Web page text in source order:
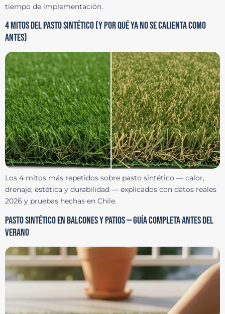
tiempo de implementación.
4 MITOS DEL PASTO SINTÉTICO (Y POR QUÉ YA NO SE CALIENTA COMO
ANTES)
Los 4 mitos más repetidos sobre pasto sintético — calor,
drenaje, estética y durabilidad — explicados con datos reales
2026 y pruebas hechas en Chile.
PASTO SINTÉTICO EN BALCONES Y PATIOS — GUÍA COMPLETA ANTES DEL
VERANO